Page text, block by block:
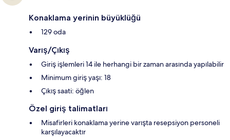
Konaklama yerinin büyüklüğü
129 oda
Varış/Çıkış
Giriş işlemleri 14 ile herhangi bir zaman arasında yapılabilir
Minimum giriş yaşı: 18
Çıkış saati: öğlen
Özel giriş talimatları
Misafirleri konaklama yerine varışta resepsiyon personeli
karşılayacaktır